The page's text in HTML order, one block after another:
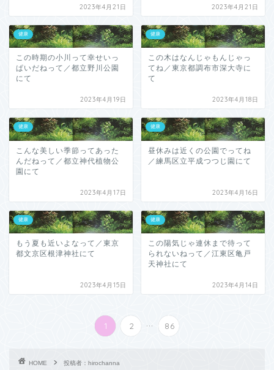
2023年4月21日 2023年4月21日
健康
この時期の小川って幸せいっ
ぱいだねって／都立野川公園
にて
2023年4月19日
健康
この木はなんじゃもんじゃっ
てね／東京都調布市深大寺に
て
2023年4月18日
健康
こんな美しい季節ってあった
んだねって／都立神代植物公
園にて
2023年4月17日
健康
昼休みは近くの公園でってね
／練馬区立平成つつじ園にて
2023年4月16日
健康
もう夏も近いよなって／東京
都文京区根津神社にて
2023年4月15日
健康
この陽気じゃ連休まで待って
られないねって／江東区亀戸
天神社にて
2023年4月14日
1 2 ... 86
HOME 投稿者：hirochanna